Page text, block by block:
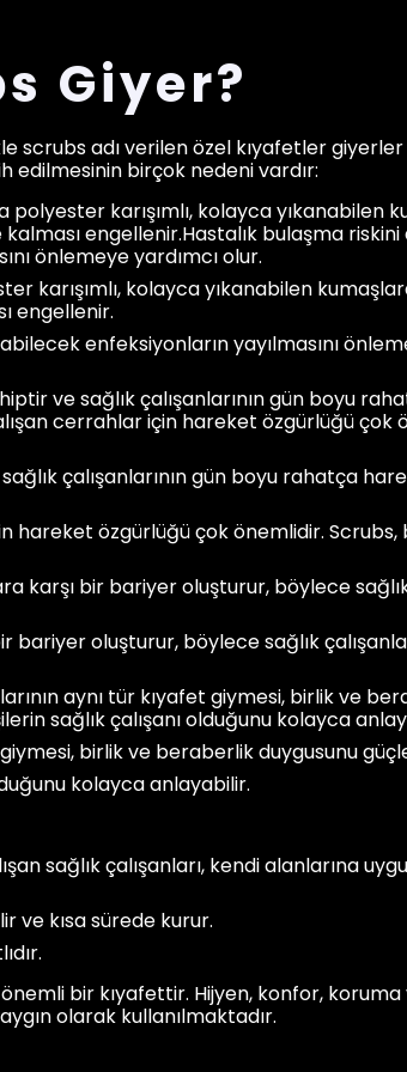
Giyer?
scrubs adı verilen özel kıyafetler
edilmesinin birçok nedeni vardır:
polyester karışımlı, kolayca yıkanabilen
engellenir.Hastalık bulaşma
önlemeye yardımcı olur.
karışımlı, kolayca yıkanabilen
engellenir.
enfeksiyonların yayılmasını
ve sağlık çalışanlarının gün boyu
cerrahlar için hareket özgürlüğü çok
çalışanlarının gün boyu rahatça
özgürlüğü çok önemlidir. Scrubs,
karşı bir bariyer oluşturur, böylece
bariyer oluşturur, böylece sağlık
aynı tür kıyafet giymesi, birlik ve
sağlık çalışanı olduğunu kolayca
birlik ve beraberlik duygusunu
kolayca anlayabilir.
sağlık çalışanları, kendi alanlarına
ve kısa sürede kurur.
bir kıyafettir. Hijyen, konfor, koruma
olarak kullanılmaktadır.